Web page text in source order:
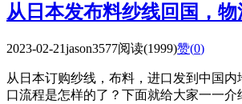
从日本发布料纱线回国，
2023-02-21jason3577阅读(1999)赞(0)
从日本订购纱线，布料，进口发到中国
口流程是怎样的了？下面就给大家一一介